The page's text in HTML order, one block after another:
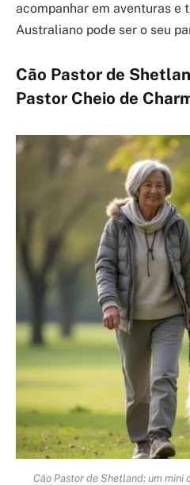
acompanhar em aventuras e
Australiano pode ser o seu
Cão Pastor de
Pastor Cheio de
Cão Pastor de Shetland: um mini